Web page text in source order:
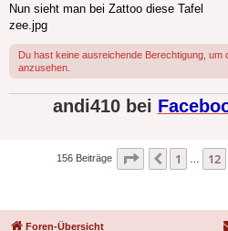
Nun sieht man bei Zattoo diese Tafel
zee.jpg
Du hast keine ausreichende Berechtigung, um
anzusehen.
andi410 bei
156 Beiträge Seite 14 von 16
Vorherige
1 12
Foren-Übersicht